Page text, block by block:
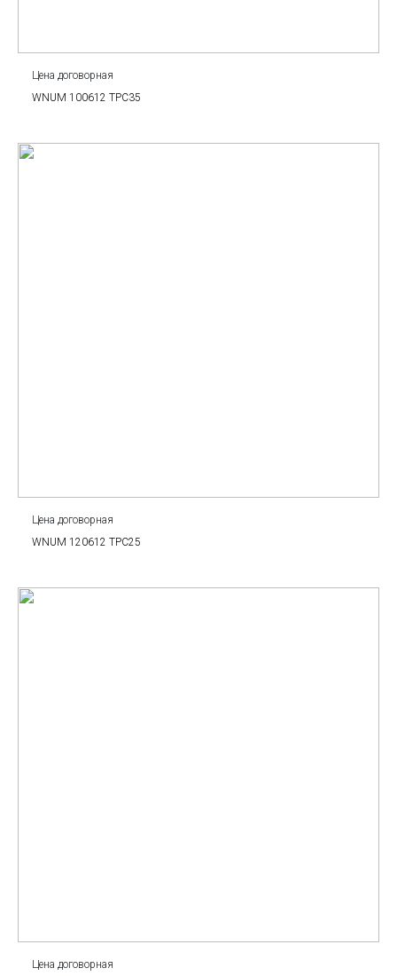
Цена договорная
WNUM 100612 TPC35
Цена договорная
WNUM 120612 TPC25
Цена договорная